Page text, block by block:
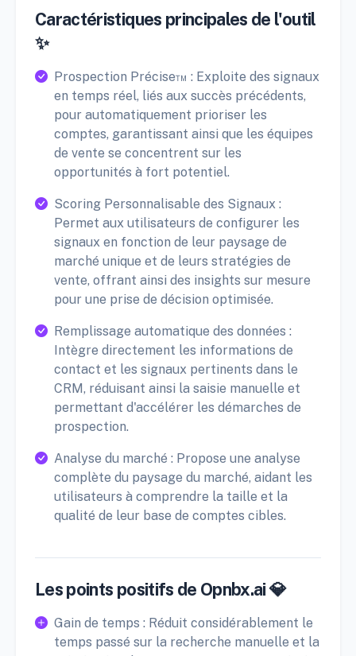
Caractéristiques principales de l'outil
✨
Prospection Précise™ : Exploite des signaux
en temps réel, liés aux succès précédents,
pour automatiquement prioriser les
comptes, garantissant ainsi que les équipes
de vente se concentrent sur les
opportunités à fort potentiel.
Scoring Personnalisable des Signaux :
Permet aux utilisateurs de configurer les
signaux en fonction de leur paysage de
marché unique et de leurs stratégies de
vente, offrant ainsi des insights sur mesure
pour une prise de décision optimisée.
Remplissage automatique des données :
Intègre directement les informations de
contact et les signaux pertinents dans le
CRM, réduisant ainsi la saisie manuelle et
permettant d'accélérer les démarches de
prospection.
Analyse du marché : Propose une analyse
complète du paysage du marché, aidant les
utilisateurs à comprendre la taille et la
qualité de leur base de comptes cibles.
Les points positifs de Opnbx.ai 💎
Gain de temps : Réduit considérablement le
temps passé sur la recherche manuelle et la